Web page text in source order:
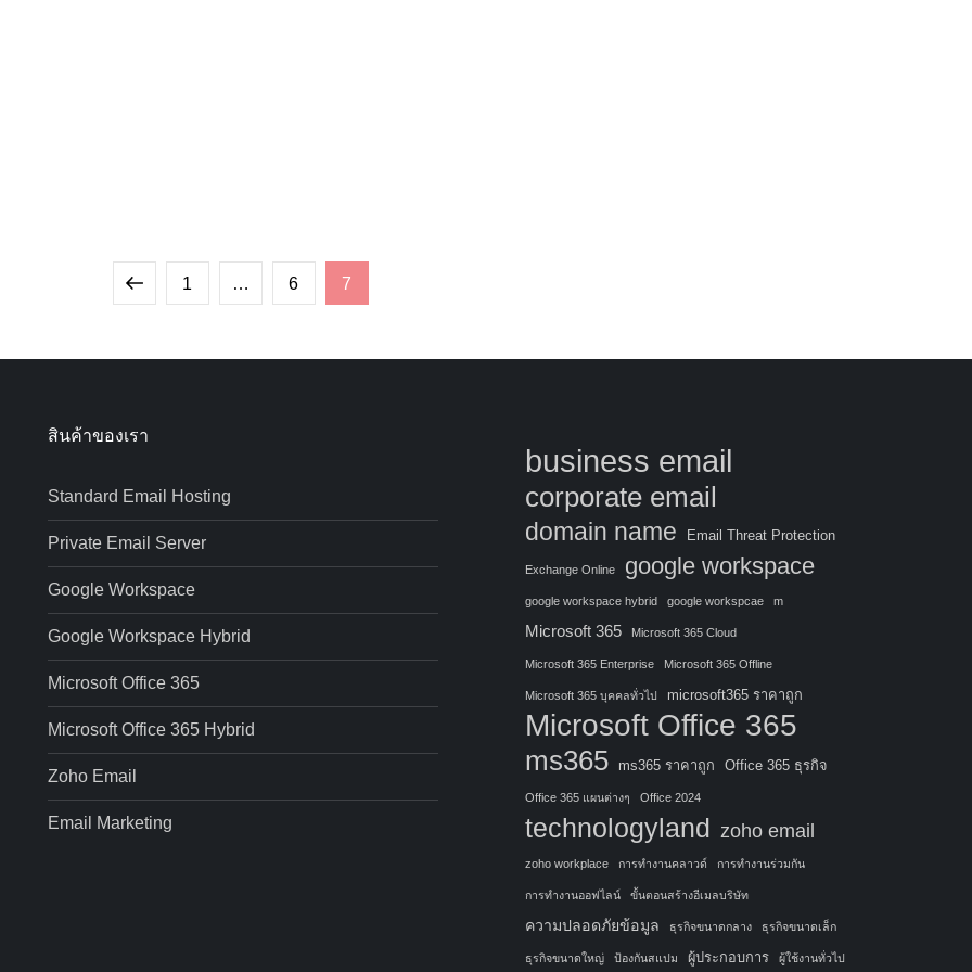
Previous
Page
1 … Page
6 Page
7
สินค้าของเรา
Standard Email Hosting
Private Email Server
Google Workspace
Google Workspace Hybrid
Microsoft Office 365
Microsoft Office 365 Hybrid
Zoho Email
Email Marketing
business email
corporate email
domain name Email Threat Protection
Exchange Online google workspace
google workspace hybrid google workspcae m
Microsoft 365 Microsoft 365 Cloud
Microsoft 365 Enterprise Microsoft 365 Offline
Microsoft 365 บุคคลทั่วไป microsoft365 ราคาถูก
Microsoft Office 365
ms365 ms365 ราคาถูก Office 365 ธุรกิจ
Office 365 แผนต่างๆ Office 2024
technologyland zoho email
zoho workplace การทำงานคลาวด์ การทำงานร่วมกัน
การทำงานออฟไลน์ ขั้นตอนสร้างอีเมลบริษัท
ความปลอดภัยข้อมูล ธุรกิจขนาดกลาง ธุรกิจขนาดเล็ก
ธุรกิจขนาดใหญ่ ป้องกันสแปม ผู้ประกอบการ ผู้ใช้งานทั่วไป